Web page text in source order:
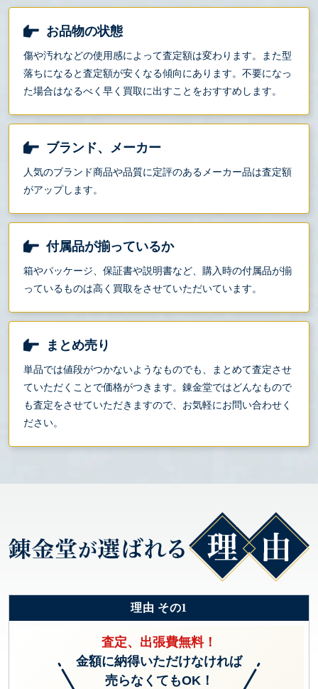
お品物の状態
傷や汚れなどの使用感によって査定額は変わります。また型
落ちになると査定額が安くなる傾向にあります。不要になっ
た場合はなるべく早く買取に出すことをおすすめします。
ブランド、メーカー
人気のブランド商品や品質に定評のあるメーカー品は査定額
がアップします。
付属品が揃っているか
箱やパッケージ、保証書や説明書など、購入時の付属品が揃
っているものは高く買取をさせていただいています。
まとめ売り
単品では値段がつかないようなものでも、まとめて査定させ
ていただくことで価格がつきます。錬金堂ではどんなもので
も査定をさせていただきますので、お気軽にお問い合わせく
ださい。
理由 その1
査定、出張費無料！
金額に納得いただけなければ
売らなくてもOK！